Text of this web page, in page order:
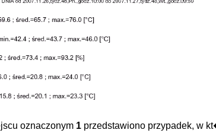
oznaczonym 1 przedstawiono przypadek, w